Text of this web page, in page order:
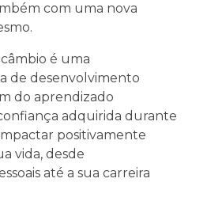
com uma nova
é uma
de desenvolvimento
do aprendizado
adquirida durante
positivamente
vida, desde
até a sua carreira